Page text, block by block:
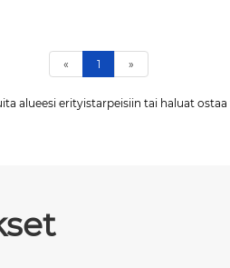
« 1 »
alueesi erityistarpeisiin tai haluat